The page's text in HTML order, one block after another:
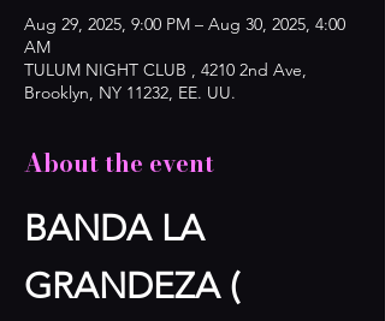
Aug 29, 2025, 9:00 PM – Aug 30, 2025, 4:00
AM
TULUM NIGHT CLUB , 4210 2nd Ave,
Brooklyn, NY 11232, EE. UU.
About the event
BANDA LA
GRANDEZA (